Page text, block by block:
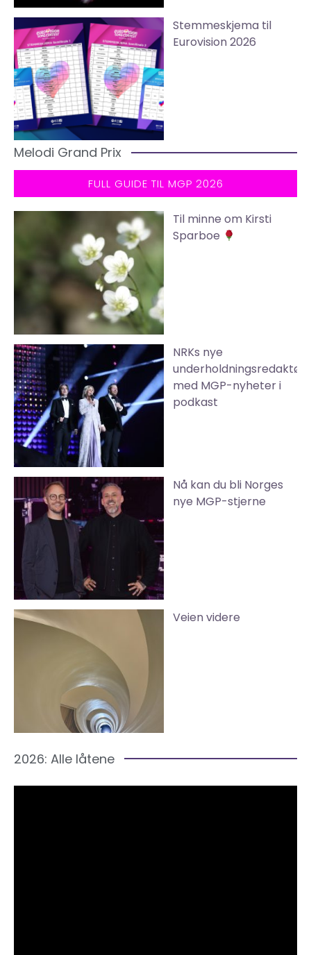
Stemmeskjema til
Eurovision 2026
Melodi Grand Prix
FULL GUIDE TIL MGP 2026
Til minne om Kirsti
Sparboe
NRKs nye
underholdningsredaktør
med MGP-nyheter i
podkast
Nå kan du bli Norges
nye MGP-stjerne
Veien videre
2026: Alle låtene